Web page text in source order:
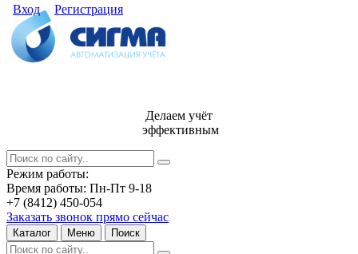
Вход Регистрация
Делаем учёт
эффективным
Режим работы:
Время работы: Пн-Пт 9-18
+7 (8412) 450-054
Заказать звонок прямо сейчас
Каталог Меню Поиск